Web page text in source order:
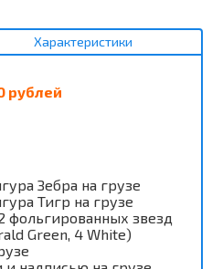
Характеристики
рублей
Зебра на грузе
Тигр на грузе
фольгированных звезд
Green, 4 White)